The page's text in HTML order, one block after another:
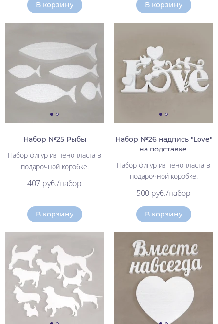
В корзину В корзину
Набор №25 Рыбы
Набор фигур из пенопласта в
подарочной коробке.
407 руб./набор
В корзину
Набор №26 надпись "Love"
на подставке.
Набор фигур из пенопласта в
подарочной коробке.
500 руб./набор
В корзину